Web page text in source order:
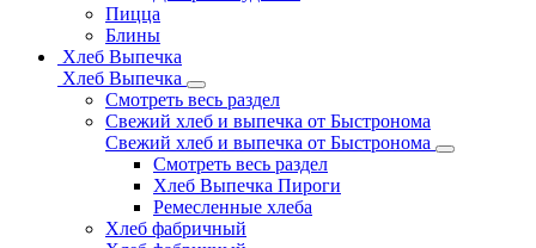
Пицца
Блины
Хлеб Выпечка
Хлеб Выпечка
Смотреть весь раздел
Свежий хлеб и выпечка от Быстронома
Свежий хлеб и выпечка от Быстронома
Смотреть весь раздел
Хлеб Выпечка Пироги
Ремесленные хлеба
Хлеб фабричный